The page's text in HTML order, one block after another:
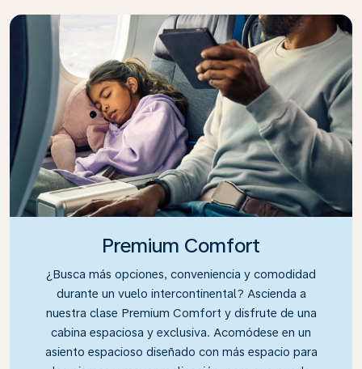
Premium Comfort
¿Busca más opciones, conveniencia y comodidad
durante un vuelo intercontinental? Ascienda a
nuestra clase Premium Comfort y disfrute de una
cabina espaciosa y exclusiva. Acomódese en un
asiento espacioso diseñado con más espacio para